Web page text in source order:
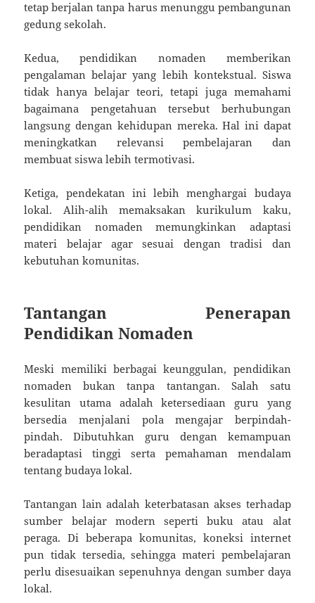
tetap berjalan tanpa harus menunggu pembangunan
gedung sekolah.
Kedua, pendidikan nomaden memberikan
pengalaman belajar yang lebih kontekstual. Siswa
tidak hanya belajar teori, tetapi juga memahami
bagaimana pengetahuan tersebut berhubungan
langsung dengan kehidupan mereka. Hal ini dapat
meningkatkan relevansi pembelajaran dan
membuat siswa lebih termotivasi.
Ketiga, pendekatan ini lebih menghargai budaya
lokal. Alih-alih memaksakan kurikulum kaku,
pendidikan nomaden memungkinkan adaptasi
materi belajar agar sesuai dengan tradisi dan
kebutuhan komunitas.
Tantangan Penerapan
Pendidikan Nomaden
Meski memiliki berbagai keunggulan, pendidikan
nomaden bukan tanpa tantangan. Salah satu
kesulitan utama adalah ketersediaan guru yang
bersedia menjalani pola mengajar berpindah-
pindah. Dibutuhkan guru dengan kemampuan
beradaptasi tinggi serta pemahaman mendalam
tentang budaya lokal.
Tantangan lain adalah keterbatasan akses terhadap
sumber belajar modern seperti buku atau alat
peraga. Di beberapa komunitas, koneksi internet
pun tidak tersedia, sehingga materi pembelajaran
perlu disesuaikan sepenuhnya dengan sumber daya
lokal.